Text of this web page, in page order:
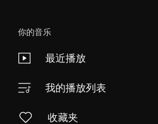
你的音乐
最近播放
我的播放列表
收藏夹